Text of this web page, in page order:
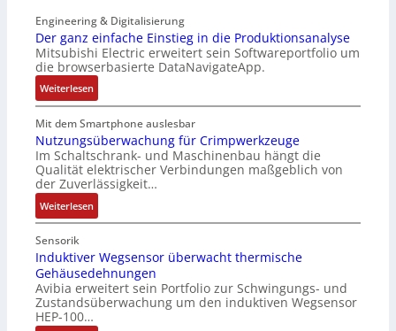
i
t
E
n
c
o
d
e
r
i
a
n
g
u
l
a
t
i
o
n
t
e
i
l
e
r
h
ä
l
S
c
h
t
z
l
a
n
s
o
r
l
o
s
e
F
a
n
g
s
h
a
l
t
u
Engineering & Digitalisierung
Der ganz einfache Einstieg in die Produktionsanalyse
Mitsubishi Electric erweitert sein Softwareportfolio um
die browserbasierte DataNavigateApp.
Weiterlesen:
D
e
r
g
a
n
z
e
n
f
a
c
h
Mit dem Smartphone auslesbar
Nutzungsüberwachung für Crimpwerkzeuge
Im Schaltschrank- und Maschinenbau hängt die
Qualität elektrischer Verbindungen maßgeblich von
der Zuverlässigkeit…
Weiterlesen:
N
t
z
u
n
Sensorik
Induktiver Wegsensor überwacht thermische
Gehäusedehnungen
Avibia erweitert sein Portfolio zur Schwingungs- und
Zustandsüberwachung um den induktiven Wegsensor
HEP-100…